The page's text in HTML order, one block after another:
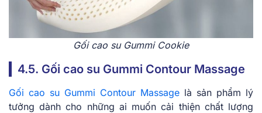
Gối cao su Gummi Cookie
4.5. Gối cao su Gummi Contour Massage
Gối cao su Gummi Contour Massage là sản phẩm lý
tưởng dành cho những ai muốn cải thiện chất lượng